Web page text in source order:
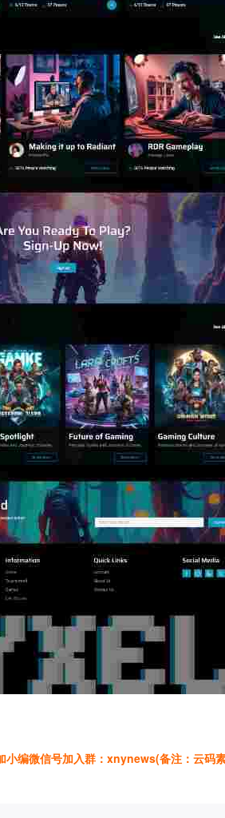
编微信号加入群：xnynews(备注：云码